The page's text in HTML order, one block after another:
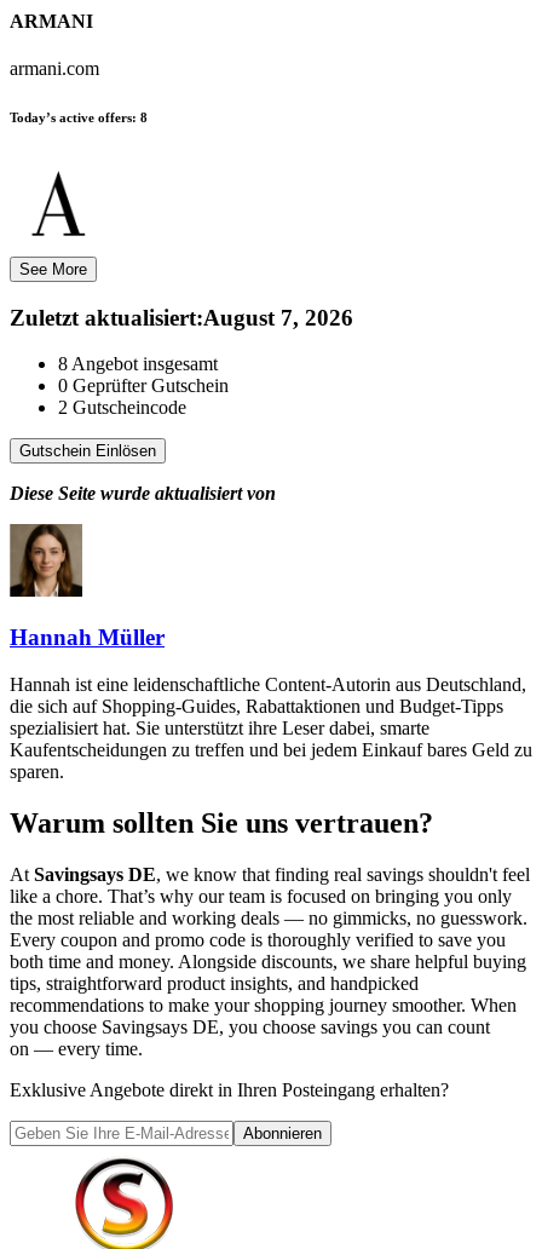
ARMANI
armani.com
Today’s active offers: 8
See More
Zuletzt aktualisiert:August 7, 2026
8 Angebot insgesamt
0 Geprüfter Gutschein
2 Gutscheincode
Gutschein Einlösen
Diese Seite wurde aktualisiert von
Hannah Müller
Hannah ist eine leidenschaftliche Content-Autorin aus Deutschland,
die sich auf Shopping-Guides, Rabattaktionen und Budget-Tipps
spezialisiert hat. Sie unterstützt ihre Leser dabei, smarte
Kaufentscheidungen zu treffen und bei jedem Einkauf bares Geld zu
sparen.
Warum sollten Sie uns vertrauen?
At Savingsays DE, we know that finding real savings shouldn't feel
like a chore. That’s why our team is focused on bringing you only
the most reliable and working deals — no gimmicks, no guesswork.
Every coupon and promo code is thoroughly verified to save you
both time and money. Alongside discounts, we share helpful buying
tips, straightforward product insights, and handpicked
recommendations to make your shopping journey smoother. When
you choose Savingsays DE, you choose savings you can count
on — every time.
Exklusive Angebote direkt in Ihren Posteingang erhalten?
Abonnieren